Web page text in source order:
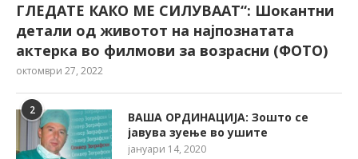
ГЛЕДАТЕ КАКО МЕ СИЛУВААТ“: Шокантни
детали од животот на најпознатата
актерка во филмови за возрасни (ФОТО)
октомври 27, 2022
2
ВАША ОРДИНАЦИЈА: Зошто се
јавува зуење во ушите
јануари 14, 2020